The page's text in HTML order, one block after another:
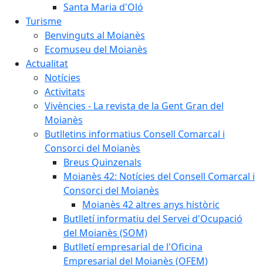
Santa Maria d'Oló
Turisme
Benvinguts al Moianès
Ecomuseu del Moianès
Actualitat
Notícies
Activitats
Vivències - La revista de la Gent Gran del
Moianès
Butlletins informatius Consell Comarcal i
Consorci del Moianès
Breus Quinzenals
Moianès 42: Notícies del Consell Comarcal i
Consorci del Moianès
Moianès 42 altres anys històric
Butlletí informatiu del Servei d'Ocupació
del Moianès (SOM)
Butlletí empresarial de l'Oficina
Empresarial del Moianès (OFEM)